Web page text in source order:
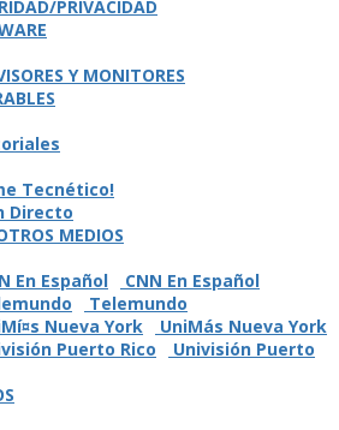
PRIVACIDAD
Y MONITORES
Tecnético!
Directo
MEDIOS
CNN En Español
Telemundo
UniMás Nueva York
Univisión Puerto